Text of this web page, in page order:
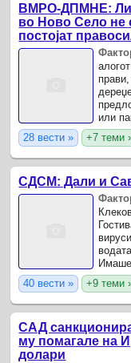
ВМРО-ДПМНЕ:
во Ново Село не
постојат
дела
или
28 вести » +7 теми
СДСМ: Дали и
40 вести » +9 теми
САД
му помагале на
долари